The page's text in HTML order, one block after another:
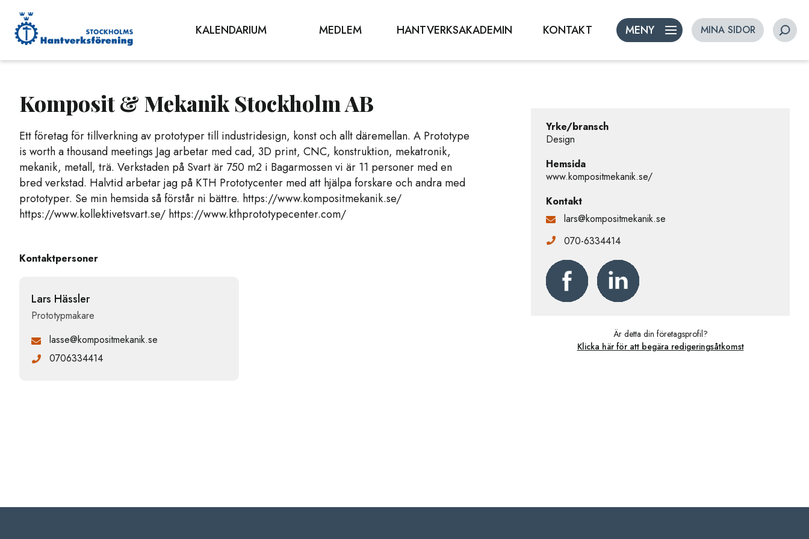
MENY
KALENDARIUM MEDLEM HANTVERKSAKADEMIN KONTAKT MINA SIDOR
Komposit & Mekanik Stockholm AB
Ett företag för tillverkning av prototyper till industridesign, konst och allt däremellan. A Prototype
is worth a thousand meetings Jag arbetar med cad, 3D print, CNC, konstruktion, mekatronik,
mekanik, metall, trä. Verkstaden på Svart är 750 m2 i Bagarmossen vi är 11 personer med en
bred verkstad. Halvtid arbetar jag på KTH Prototycenter med att hjälpa forskare och andra med
prototyper. Se min hemsida så förstår ni bättre. https://www.kompositmekanik.se/
https://www.kollektivetsvart.se/ https://www.kthprototypecenter.com/
Kontaktpersoner
Lars Hässler
Prototypmakare
lasse@kompositmekanik.se
0706334414
Yrke/bransch
Design
Hemsida
www.kompositmekanik.se/
Kontakt
lars@kompositmekanik.se
070-6334414
Är detta din företagsprofil?
Klicka här för att begära redigeringsåtkomst